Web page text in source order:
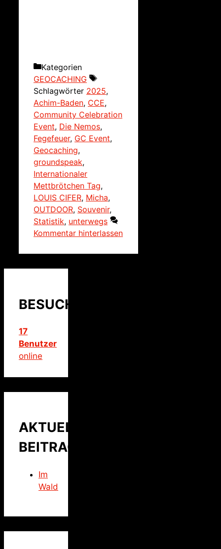
Kategorien
GEOCACHING
Schlagwörter 2025,
Achim-Baden, CCE,
Community Celebration
Event, Die Nemos,
Fegefeuer, GC Event,
Geocaching,
groundspeak,
Internationaler
Mettbrötchen Tag,
LOUIS CIFER, Micha,
OUTDOOR, Souvenir,
Statistik, unterwegs
Kommentar hinterlassen
BESUCHER
17
Benutzer
online
AKTUELLER
BEITRAG
Im
Wald